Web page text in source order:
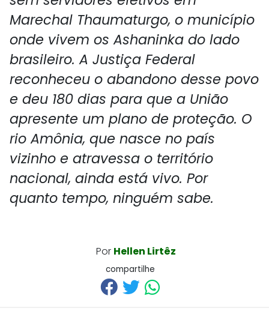
Marechal Thaumaturgo, o município
onde vivem os Ashaninka do lado
brasileiro. A Justiça Federal
reconheceu o abandono desse povo
e deu 180 dias para que a União
apresente um plano de proteção. O
rio Amônia, que nasce no país
vizinho e atravessa o território
nacional, ainda está vivo. Por
quanto tempo, ninguém sabe.
Por Hellen Lirtêz
compartilhe